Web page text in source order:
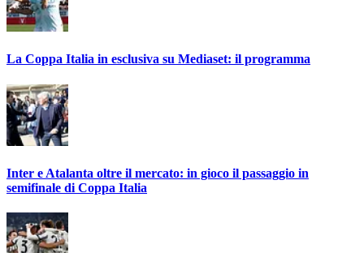
La Coppa Italia in esclusiva su Mediaset: il programma
Inter e Atalanta oltre il mercato: in gioco il passaggio in
semifinale di Coppa Italia